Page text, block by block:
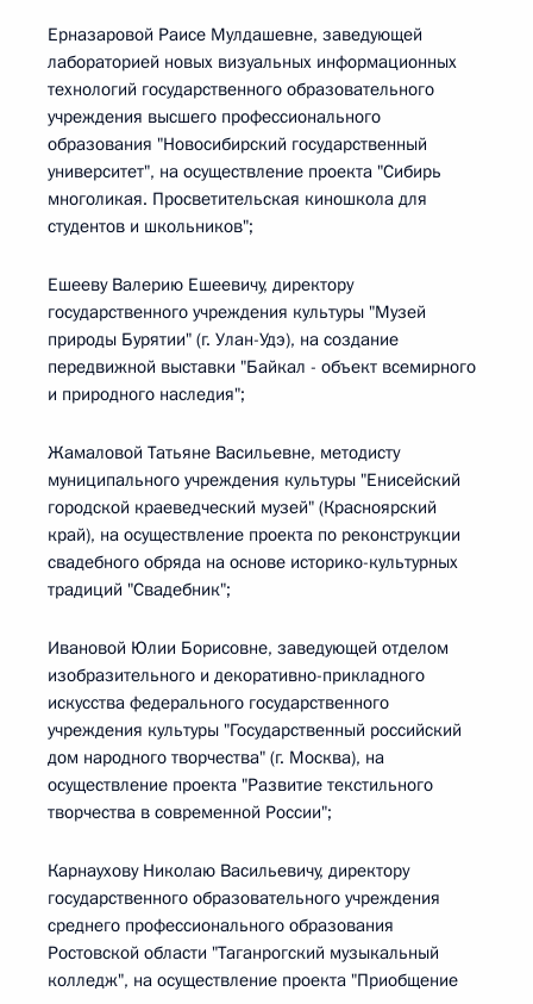
Ерназаровой Раисе Мулдашевне, заведующей
лабораторией новых визуальных информационных
технологий государственного образовательного
учреждения высшего профессионального
образования "Новосибирский государственный
университет", на осуществление проекта "Сибирь
многоликая. Просветительская киношкола для
студентов и школьников";
Ешееву Валерию Ешеевичу, директору
государственного учреждения культуры "Музей
природы Бурятии" (г. Улан-Удэ), на создание
передвижной выставки "Байкал - объект всемирного
и природного наследия";
Жамаловой Татьяне Васильевне, методисту
муниципального учреждения культуры "Енисейский
городской краеведческий музей" (Красноярский
край), на осуществление проекта по реконструкции
свадебного обряда на основе историко-культурных
традиций "Свадебник";
Ивановой Юлии Борисовне, заведующей отделом
изобразительного и декоративно-прикладного
искусства федерального государственного
учреждения культуры "Государственный российский
дом народного творчества" (г. Москва), на
осуществление проекта "Развитие текстильного
творчества в современной России";
Карнаухову Николаю Васильевичу, директору
государственного образовательного учреждения
среднего профессионального образования
Ростовской области "Таганрогский музыкальный
колледж", на осуществление проекта "Приобщение